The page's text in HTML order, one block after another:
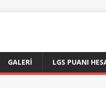
GALERI LGS PUANI